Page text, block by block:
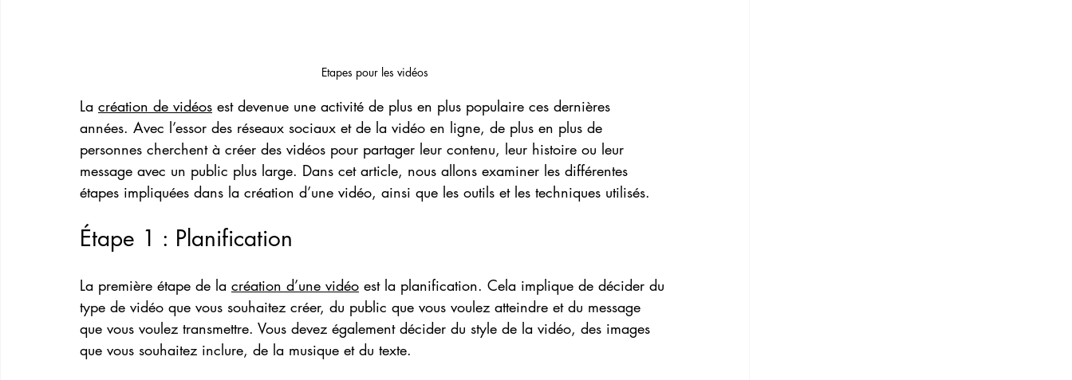
Etapes pour les vidéos
La création de vidéos est devenue une activité de plus en plus populaire ces dernières
années. Avec l’essor des réseaux sociaux et de la vidéo en ligne, de plus en plus de
personnes cherchent à créer des vidéos pour partager leur contenu, leur histoire ou leur
message avec un public plus large. Dans cet article, nous allons examiner les différentes
étapes impliquées dans la création d’une vidéo, ainsi que les outils et les techniques utilisés.
Étape 1 : Planification
La première étape de la création d’une vidéo est la planification. Cela implique de décider du
type de vidéo que vous souhaitez créer, du public que vous voulez atteindre et du message
que vous voulez transmettre. Vous devez également décider du style de la vidéo, des images
que vous souhaitez inclure, de la musique et du texte.